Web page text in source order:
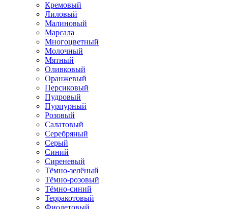
Кремовый
Лиловый
Малиновый
Марсала
Многоцветный
Молочный
Мятный
Оливковый
Оранжевый
Персиковый
Пудровый
Пурпурный
Розовый
Салатовый
Серебряный
Серый
Синий
Сиреневый
Тёмно-зелёный
Тёмно-розовый
Тёмно-синий
Терракотовый
Фиолетовый